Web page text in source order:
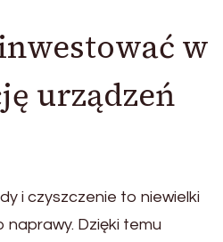
w
urządzeń
i czyszczenie to niewielki
Dzięki temu